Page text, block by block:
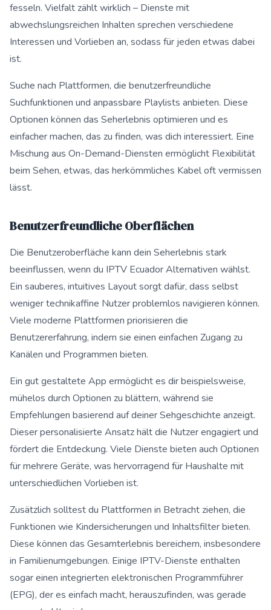
fesseln. Vielfalt zählt wirklich – Dienste mit
abwechslungsreichen Inhalten sprechen verschiedene
Interessen und Vorlieben an, sodass für jeden etwas dabei
ist.
Suche nach Plattformen, die benutzerfreundliche
Suchfunktionen und anpassbare Playlists anbieten. Diese
Optionen können das Seherlebnis optimieren und es
einfacher machen, das zu finden, was dich interessiert. Eine
Mischung aus On-Demand-Diensten ermöglicht Flexibilität
beim Sehen, etwas, das herkömmliches Kabel oft vermissen
lässt.
Benutzerfreundliche Oberflächen
Die Benutzeroberfläche kann dein Seherlebnis stark
beeinflussen, wenn du IPTV Ecuador Alternativen wählst.
Ein sauberes, intuitives Layout sorgt dafür, dass selbst
weniger technikaffine Nutzer problemlos navigieren können.
Viele moderne Plattformen priorisieren die
Benutzererfahrung, indem sie einen einfachen Zugang zu
Kanälen und Programmen bieten.
Ein gut gestaltete App ermöglicht es dir beispielsweise,
mühelos durch Optionen zu blättern, während sie
Empfehlungen basierend auf deiner Sehgeschichte anzeigt.
Dieser personalisierte Ansatz hält die Nutzer engagiert und
fördert die Entdeckung. Viele Dienste bieten auch Optionen
für mehrere Geräte, was hervorragend für Haushalte mit
unterschiedlichen Vorlieben ist.
Zusätzlich solltest du Plattformen in Betracht ziehen, die
Funktionen wie Kindersicherungen und Inhaltsfilter bieten.
Diese können das Gesamterlebnis bereichern, insbesondere
in Familienumgebungen. Einige IPTV-Dienste enthalten
sogar einen integrierten elektronischen Programmführer
(EPG), der es einfach macht, herauszufinden, was gerade